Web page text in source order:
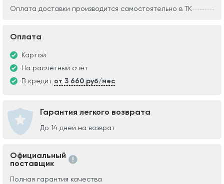
Оплата доставки производится самостоятельно в ТК
Оплата
Картой
На расчётный счёт
В кредит от 3 660 руб/мес
Гарантия легкого возврата
До 14 дней на возврат
Официальный
поставщик
Полная гарантия качества